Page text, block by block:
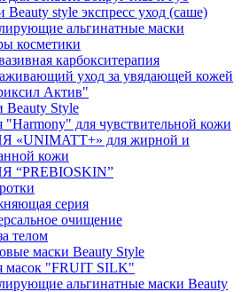
Beauty style экспресс уход (саше)
альгинатные маски
косметики
карбокситерапия
уход за увядающей кожей
Актив"
Beauty Style
"Harmony" для чувствительной кожи
«UNIMATT+» для жирной и
кожи
“PREBIOSKIN”
серия
очищение
телом
маски Beauty Style
масок "FRUIT SILK"
альгинатные маски Beauty